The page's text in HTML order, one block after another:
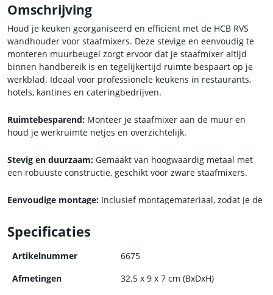
Omschrijving
Houd je keuken georganiseerd en efficiënt met de HCB RVS
wandhouder voor staafmixers. Deze stevige en eenvoudig te
monteren muurbeugel zorgt ervoor dat je staafmixer altijd
binnen handbereik is en tegelijkertijd ruimte bespaart op je
werkblad. Ideaal voor professionele keukens in restaurants,
hotels, kantines en cateringbedrijven.
Ruimtebesparend: Monteer je staafmixer aan de muur en
houd je werkruimte netjes en overzichtelijk.
Stevig en duurzaam: Gemaakt van hoogwaardig metaal met
een robuuste constructie, geschikt voor zware staafmixers.
Eenvoudige montage: Inclusief montagemateriaal, zodat je de
bevestigen.
Snelle toegang:Staafmixers zijn eenvoudig in en uit de houder
Specificaties
Artikelnummer
6675
Afmetingen
32.5 x 9 x 7 cm (BxDxH)